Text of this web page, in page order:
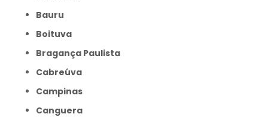
Bauru
Boituva
Bragança Paulista
Cabreúva
Campinas
Canguera